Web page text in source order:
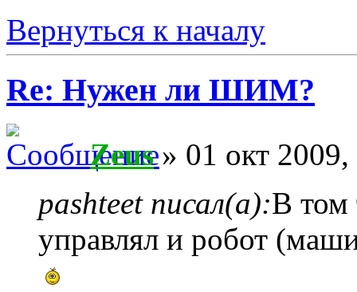
Вернуться к началу
Re: Нужен ли ШИМ?
Zeus» 01 окт 2009,
pashteet писал(а):В том
управлял и робот